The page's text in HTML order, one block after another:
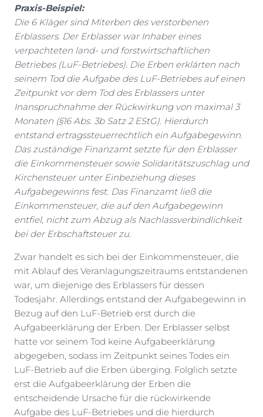
Praxis-Beispiel:
Die 6 Kläger sind Miterben des verstorbenen
Erblassers. Der Erblasser war Inhaber eines
verpachteten land- und forstwirtschaftlichen
Betriebes (LuF-Betriebes). Die Erben erklärten nach
seinem Tod die Aufgabe des LuF-Betriebes auf einen
Zeitpunkt vor dem Tod des Erblassers unter
Inanspruchnahme der Rückwirkung von maximal 3
Monaten (§16 Abs. 3b Satz 2 EStG). Hierdurch
entstand ertragssteuerrechtlich ein Aufgabegewinn.
Das zuständige Finanzamt setzte für den Erblasser
die Einkommensteuer sowie Solidaritätszuschlag und
Kirchensteuer unter Einbeziehung dieses
Aufgabegewinns fest. Das Finanzamt ließ die
Einkommensteuer, die auf den Aufgabegewinn
entfiel, nicht zum Abzug als Nachlassverbindlichkeit
bei der Erbschaftsteuer zu.
Zwar handelt es sich bei der Einkommensteuer, die
mit Ablauf des Veranlagungszeitraums entstandenen
war, um diejenige des Erblassers für dessen
Todesjahr. Allerdings entstand der Aufgabegewinn in
Bezug auf den LuF-Betrieb erst durch die
Aufgabeerklärung der Erben. Der Erblasser selbst
hatte vor seinem Tod keine Aufgabeerklärung
abgegeben, sodass im Zeitpunkt seines Todes ein
LuF-Betrieb auf die Erben überging. Folglich setzte
erst die Aufgabeerklärung der Erben die
entscheidende Ursache für die rückwirkende
Aufgabe des LuF-Betriebes und die hierdurch